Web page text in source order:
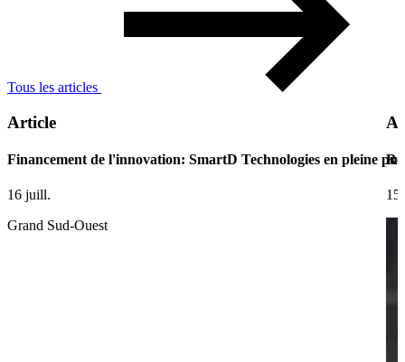
Tous les articles
Article
Financement de l'innovation: SmartD Technologies en pleine
16 juill.
Grand Sud-Ouest
15